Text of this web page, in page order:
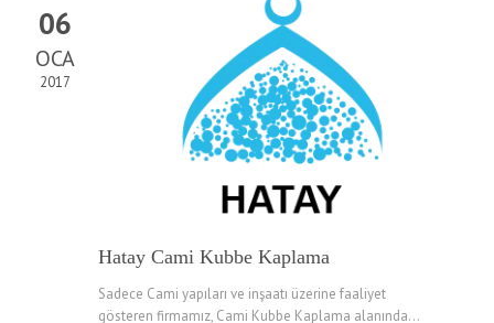
06
OCA
2017
Hatay Cami Kubbe Kaplama
Sadece Cami yapıları ve inşaatı üzerine faaliyet
gösteren firmamız, Cami Kubbe Kaplama alanında...